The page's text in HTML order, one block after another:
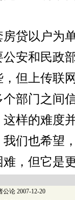
以户为单
安和民政
，但上传联
部门之间
样的难度
也希望，
，但它是
公论 2007-12-20